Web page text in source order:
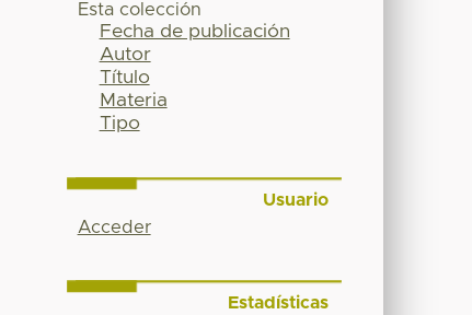
Esta colección
Fecha de publicación
Autor
Título
Materia
Tipo
Usuario
Acceder
Estadísticas